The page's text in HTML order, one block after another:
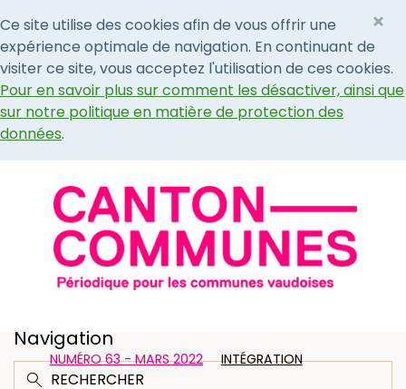
Ce site utilise des cookies afin de vous offrir une
expérience optimale de navigation. En continuant de
visiter ce site, vous acceptez l'utilisation de ces cookies.
Pour en savoir plus sur comment les désactiver, ainsi que
sur notre politique en matière de protection des
données.
×
Navigation
NUMÉRO 63 - MARS 2022 INTÉGRATION